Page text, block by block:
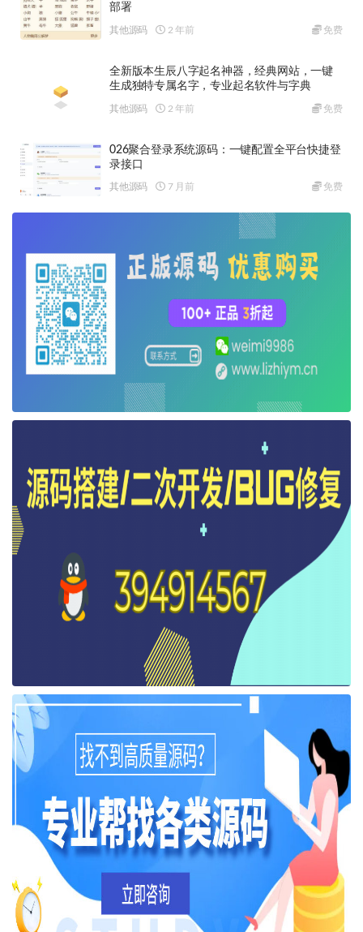
部署
其他源码 2 年前 免费
全新版本生辰八字起名神器，经典网站，一键
生成独特专属名字，专业起名软件与字典
其他源码 2 年前 免费
026聚合登录系统源码：一键配置全平台快捷登
录接口
其他源码 7 月前 免费